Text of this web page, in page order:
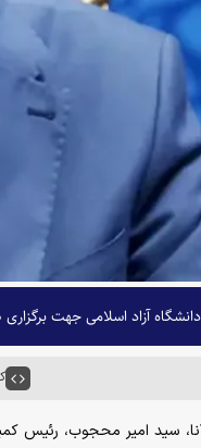
آزاد اسلامی جهت
سید امیر محجوب، رئیس